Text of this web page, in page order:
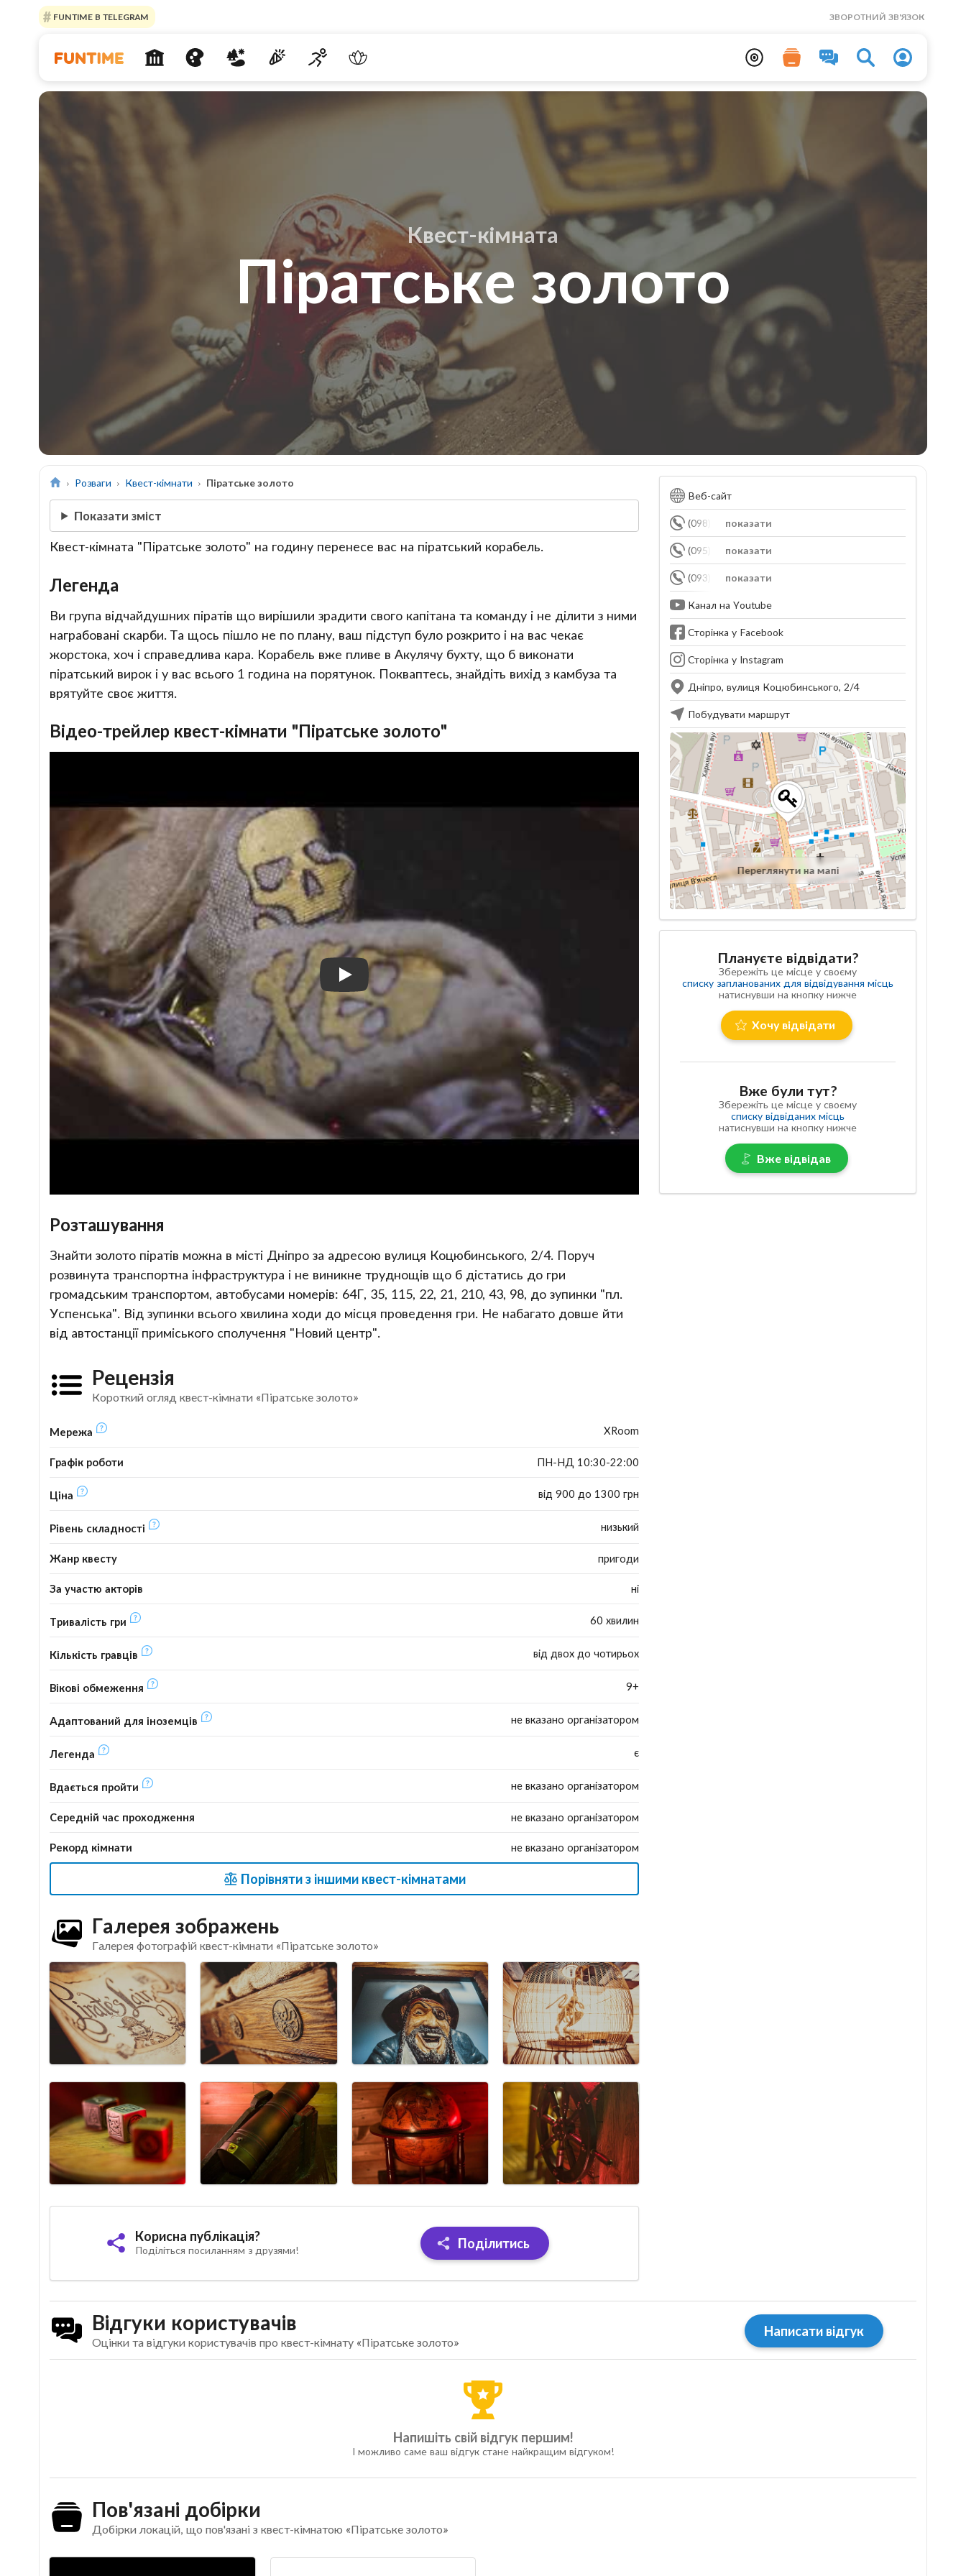
FUNTIME В TELEGRAM ЗВОРОТНИЙ ЗВ'ЯЗОК
Квест-кімната
Піратське золото
Розваги Квест-кімнати Піратське золото
Показати зміст
Квест-кімната "Піратське золото" на годину перенесе вас на піратський корабель.
Легенда
Ви група відчайдушних піратів що вирішили зрадити свого капітана та команду і не ділити з ними
награбовані скарби. Та щось пішло не по плану, ваш підступ було розкрито і на вас чекає
жорстока, хоч і справедлива кара. Корабель вже пливе в Акулячу бухту, що б виконати
піратський вирок і у вас всього 1 година на порятунок. Покваптесь, знайдіть вихід з камбуза та
врятуйте своє життя.
Відео-трейлер квест-кімнати "Піратське золото"
Розташування
Знайти золото піратів можна в місті Дніпро за адресою вулиця Коцюбинського, 2/4. Поруч
розвинута транспортна інфраструктура і не виникне труднощів що б дістатись до гри
громадським транспортом, автобусами номерів: 64Г, 35, 115, 22, 21, 210, 43, 98, до зупинки "пл.
Успенська". Від зупинки всього хвилина ходи до місця проведення гри. Не набагато довше йти
від автостанції приміського сполучення "Новий центр".
Рецензія
Короткий огляд квест-кімнати «Піратське золото»
Мережа XRoom
Графік роботи ПН-НД 10:30-22:00
Ціна від 900 до 1300 грн
Рівень складності низький
Жанр квесту пригоди
За участю акторів ні
Тривалість гри 60 хвилин
Кількість гравців від двох до чотирьох
Вікові обмеження 9+
Адаптований для іноземців не вказано організатором
Легенда є
Вдається пройти не вказано організатором
Середній час проходження не вказано організатором
Рекорд кімнати не вказано організатором
Порівняти з іншими квест-кімнатами
Галерея зображень
Галерея фотографій квест-кімнати «Піратське золото»
Корисна публікація?
Поділіться посиланням з друзями! Поділитись
Веб-сайт
показати
(098) 646-71-11
показати
(095) 535-71-11
показати
(093) 818-71-11
Канал на Youtube
Сторінка у Facebook
Сторінка у Instagram
Дніпро, вулиця Коцюбинського, 2/4
Побудувати маршрут
Переглянути на мапі
Плануєте відвідати?
Збережіть це місце у своєму
списку запланованих для відвідування місць
натиснувши на кнопку нижче
Хочу відвідати
Вже були тут?
Збережіть це місце у своєму
списку відвіданих місць
натиснувши на кнопку нижче
Вже відвідав
Відгуки користувачів
Оцінки та відгуки користувачів про квест-кімнату «Піратське золото»
Написати відгук
Напишіть свій відгук першим!
І можливо саме ваш відгук стане найкращим відгуком!
Пов'язані добірки
Добірки локацій, що пов'язані з квест-кімнатою «Піратське золото»